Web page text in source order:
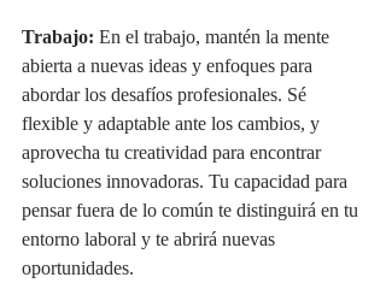
Trabajo: En el trabajo, mantén la mente
abierta a nuevas ideas y enfoques para
abordar los desafíos profesionales. Sé
flexible y adaptable ante los cambios, y
aprovecha tu creatividad para encontrar
soluciones innovadoras. Tu capacidad para
pensar fuera de lo común te distinguirá en tu
entorno laboral y te abrirá nuevas
oportunidades.